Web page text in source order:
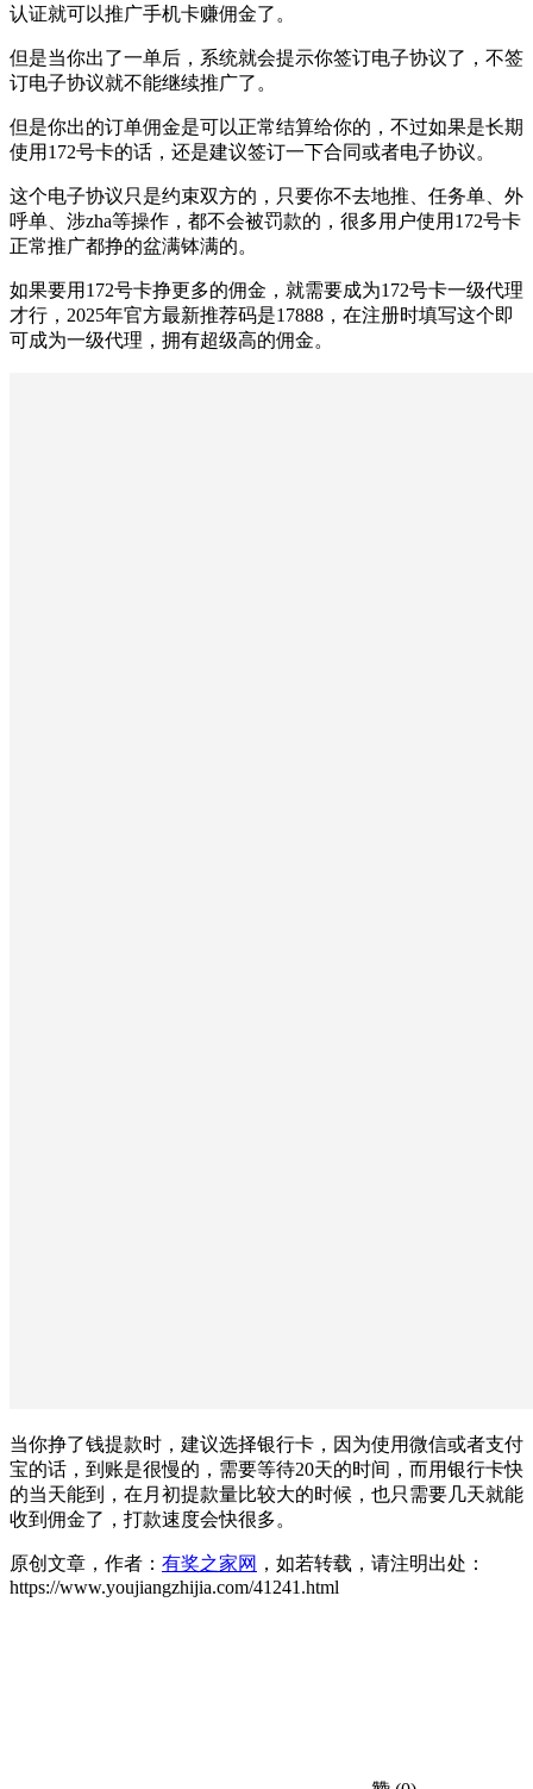
认证就可以推广手机卡赚佣金了。
但是当你出了一单后，系统就会提示你签订电子协议了，不签
订电子协议就不能继续推广了。
但是你出的订单佣金是可以正常结算给你的，不过如果是长期
使用172号卡的话，还是建议签订一下合同或者电子协议。
这个电子协议只是约束双方的，只要你不去地推、任务单、外
呼单、涉zha等操作，都不会被罚款的，很多用户使用172号卡
正常推广都挣的盆满钵满的。
如果要用172号卡挣更多的佣金，就需要成为172号卡一级代理
才行，2025年官方最新推荐码是17888，在注册时填写这个即
可成为一级代理，拥有超级高的佣金。
当你挣了钱提款时，建议选择银行卡，因为使用微信或者支付
宝的话，到账是很慢的，需要等待20天的时间，而用银行卡快
的当天能到，在月初提款量比较大的时候，也只需要几天就能
收到佣金了，打款速度会快很多。
原创文章，作者： 有奖之家网 ，如若转载，请注明出处：
https://www.youjiangzhijia.com/41241.html